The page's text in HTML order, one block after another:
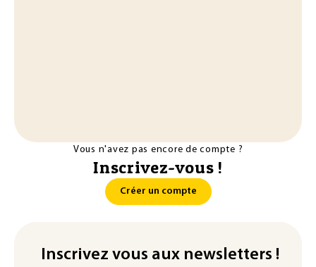
Vous n'avez pas encore de compte ?
Inscrivez-vous !
Créer un compte
Inscrivez vous aux newsletters !